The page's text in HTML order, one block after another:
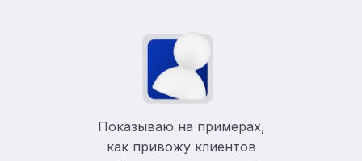
Показываю на примерах,
как привожу клиентов